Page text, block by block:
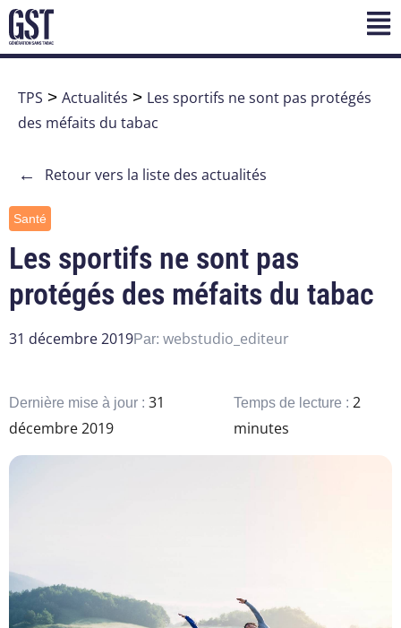
TPS > Actualités > Les sportifs ne sont pas protégés
des méfaits du tabac
← Retour vers la liste des actualités
Santé
Les sportifs ne sont pas
protégés des méfaits du tabac
31 décembre 2019Par: webstudio_editeur
Dernière mise à jour : 31
décembre 2019
Temps de lecture : 2
minutes